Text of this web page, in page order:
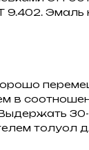
в
толуол